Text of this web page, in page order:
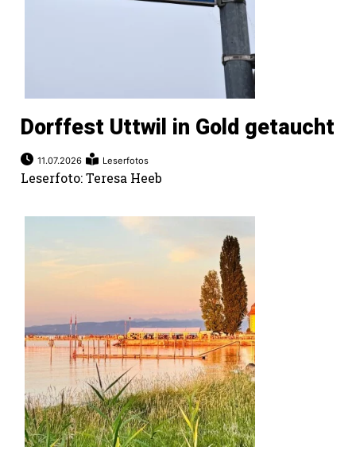
Dorffest Uttwil in Gold getaucht
11.07.2026 Leserfotos
Leserfoto: Teresa Heeb